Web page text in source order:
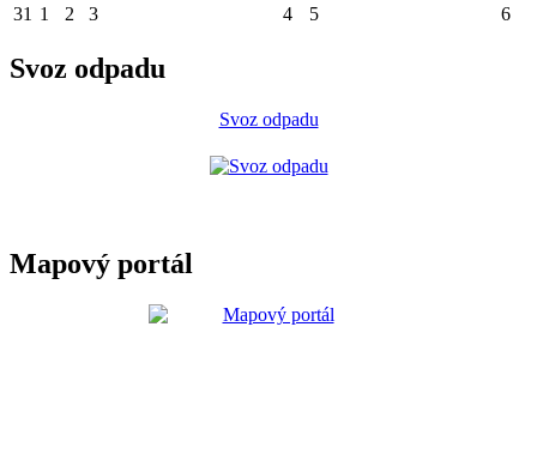
31 1 2 3 4 5 6
Svoz odpadu
Svoz odpadu
Mapový portál